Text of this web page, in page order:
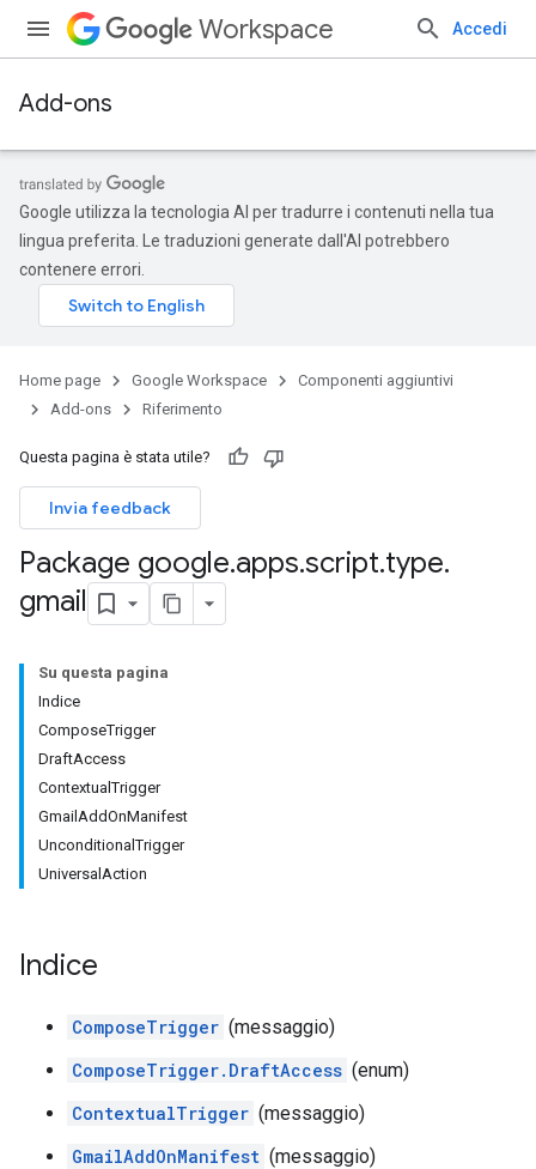
Workspace Accedi
Add-ons
Google utilizza la tecnologia AI per tradurre i contenuti nella tua
lingua preferita. Le traduzioni generate dall'AI potrebbero
contenere errori.
Home page Google Workspace
Componenti aggiuntivi
Add-ons
Riferimento
Questa pagina è stata utile?
Invia feedback
Package google.apps.script.type.
gmail
Su questa pagina
Indice
ComposeTrigger
DraftAccess
ContextualTrigger
GmailAddOnManifest
UnconditionalTrigger
UniversalAction
Indice
ComposeTrigger (messaggio)
ComposeTrigger.DraftAccess (enum)
ContextualTrigger (messaggio)
GmailAddOnManifest (messaggio)